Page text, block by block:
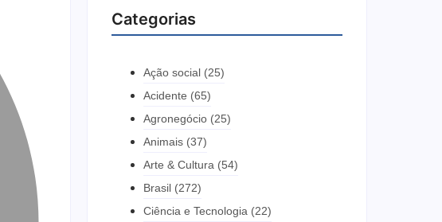
Categorias
Ação social (25)
Acidente (65)
Agronegócio (25)
Animais (37)
Arte & Cultura (54)
Brasil (272)
Ciência e Tecnologia (22)